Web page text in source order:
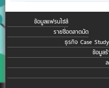
ข้อมูลแฟรนไชส์
รายชื่อตลาดนัด
ธุรกิจ Case Study
ข้อมูล